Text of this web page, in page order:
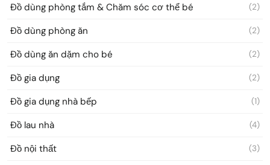
Đồ dùng phòng tắm & Chăm sóc cơ thể bé (2)
Đồ dùng phòng ăn (2)
Đồ dùng ăn dặm cho bé (2)
Đồ gia dụng (2)
Đồ gia dụng nhà bếp (1)
Đồ lau nhà (4)
Đồ nội thất (3)